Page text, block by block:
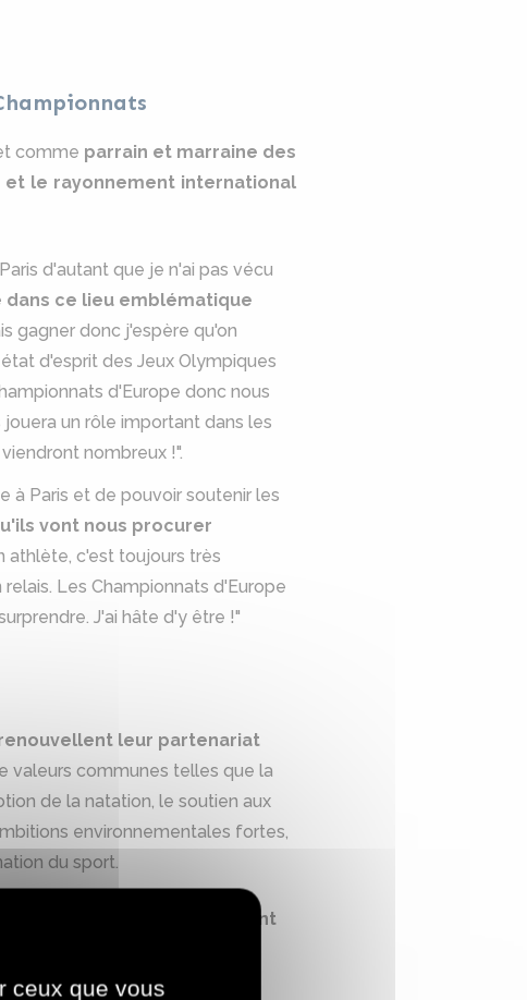
comme parrain et marraine des
et le rayonnement international
d'autant que je n'ai pas vécu
ce lieu emblématique
gagner donc j'espère qu'on
d'esprit des Jeux Olympiques
d'Europe donc nous
un rôle important dans les
nombreux !".
à Paris et de pouvoir soutenir les
vont nous procurer
athlète, c'est toujours très
Les Championnats d'Europe
J'ai hâte d'y être !"
leur partenariat
valeurs communes telles que la
de la natation, le soutien aux
environnementales fortes,
du sport.
2026 à Paris, événement
Aquatique Olympique
ceux que vous